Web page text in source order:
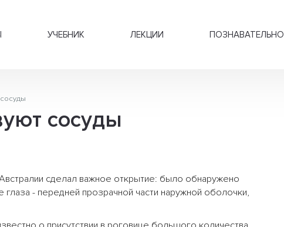
УЧЕБНИК ЛЕКЦИИ ПОЗНАВАТЕЛЬНО
сосуды
сделал важное открытие: было обнаружено
- передней прозрачной части наружной оболочки,